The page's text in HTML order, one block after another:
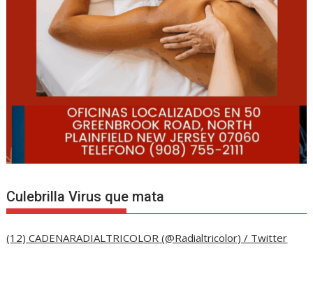
Culebrilla Virus que mata
(12) CADENARADIALTRICOLOR (@Radialtricolor) / Twitter